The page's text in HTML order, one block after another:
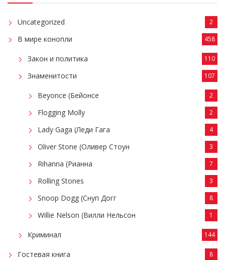
Uncategorized 2
В мире конопли 458
Закон и политика 110
Знаменитости 107
Beyonce (Бейонсе 2
Flogging Molly 2
Lady Gaga (Леди Гага 4
Oliver Stone (Оливер Стоун 3
Rihanna (Рианна 7
Rolling Stones 3
Snoop Dogg (Снуп Догг 8
Willie Nelson (Вилли Нельсон 1
Криминал 144
Гостевая книга 8